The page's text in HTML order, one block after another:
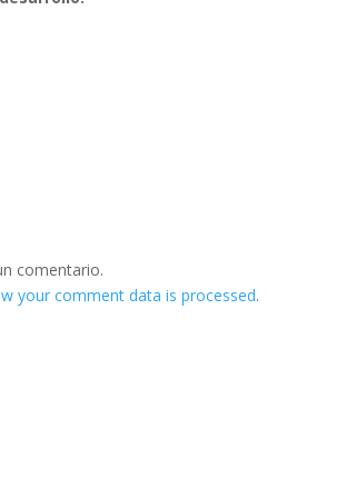
comentario.
your comment data is processed.